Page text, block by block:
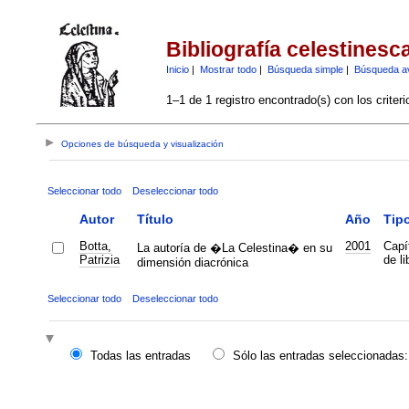
Bibliografía
Inicio| Mostrar todo| Búsqueda simple| Búsqueda
1–1 de 1 registro encontrado(s) con los
Opciones de búsqueda y visualización
Seleccionar todo Deseleccionar todo
Autor Título Año
Botta,
Patrizia
La autoría de �La Celestina� en su
dimensión diacrónica
2001
de
Seleccionar todo Deseleccionar todo
Todas las entradas
Sólo las entradas seleccionadas: